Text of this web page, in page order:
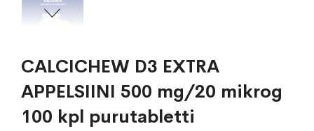
CALCICHEW D3 EXTRA
APPELSIINI 500 mg/20 mikrog
100 kpl purutabletti